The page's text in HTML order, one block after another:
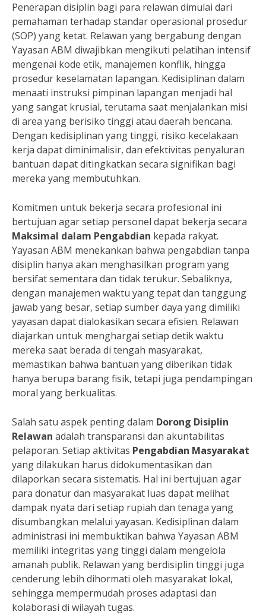
Penerapan disiplin bagi para relawan dimulai dari
pemahaman terhadap standar operasional prosedur
(SOP) yang ketat. Relawan yang bergabung dengan
Yayasan ABM diwajibkan mengikuti pelatihan intensif
mengenai kode etik, manajemen konflik, hingga
prosedur keselamatan lapangan. Kedisiplinan dalam
menaati instruksi pimpinan lapangan menjadi hal
yang sangat krusial, terutama saat menjalankan misi
di area yang berisiko tinggi atau daerah bencana.
Dengan kedisiplinan yang tinggi, risiko kecelakaan
kerja dapat diminimalisir, dan efektivitas penyaluran
bantuan dapat ditingkatkan secara signifikan bagi
mereka yang membutuhkan.
Komitmen untuk bekerja secara profesional ini
bertujuan agar setiap personel dapat bekerja secara
Maksimal dalam Pengabdian kepada rakyat.
Yayasan ABM menekankan bahwa pengabdian tanpa
disiplin hanya akan menghasilkan program yang
bersifat sementara dan tidak terukur. Sebaliknya,
dengan manajemen waktu yang tepat dan tanggung
jawab yang besar, setiap sumber daya yang dimiliki
yayasan dapat dialokasikan secara efisien. Relawan
diajarkan untuk menghargai setiap detik waktu
mereka saat berada di tengah masyarakat,
memastikan bahwa bantuan yang diberikan tidak
hanya berupa barang fisik, tetapi juga pendampingan
moral yang berkualitas.
Salah satu aspek penting dalam Dorong Disiplin
Relawan adalah transparansi dan akuntabilitas
pelaporan. Setiap aktivitas Pengabdian Masyarakat
yang dilakukan harus didokumentasikan dan
dilaporkan secara sistematis. Hal ini bertujuan agar
para donatur dan masyarakat luas dapat melihat
dampak nyata dari setiap rupiah dan tenaga yang
disumbangkan melalui yayasan. Kedisiplinan dalam
administrasi ini membuktikan bahwa Yayasan ABM
memiliki integritas yang tinggi dalam mengelola
amanah publik. Relawan yang berdisiplin tinggi juga
cenderung lebih dihormati oleh masyarakat lokal,
sehingga mempermudah proses adaptasi dan
kolaborasi di wilayah tugas.